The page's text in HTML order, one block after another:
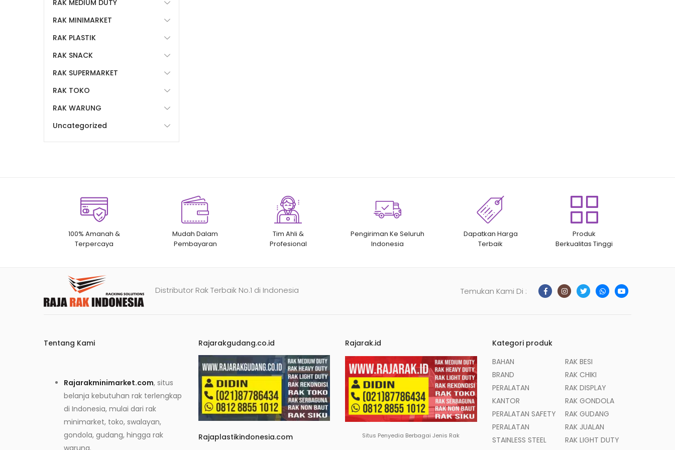
RAK MEDIUM DUTY
RAK MINIMARKET
RAK PLASTIK
RAK SNACK
RAK SUPERMARKET
RAK TOKO
RAK WARUNG
Uncategorized
100% Amanah &
Terpercaya
Mudah Dalam
Pembayaran
Tim Ahli &
Profesional
Pengiriman Ke Seluruh
Indonesia
Dapatkan Harga
Terbaik
Produk
Berkualitas Tinggi
Distributor Rak Terbaik No.1 di Indonesia Temukan Kami Di :
Tentang Kami
Rajarakminimarket.com, situs
belanja kebutuhan rak terlengkap
di Indonesia, mulai dari rak
minimarket, toko, swalayan,
gondola, gudang, hingga rak
warung.
Rajarakgudang.co.id
Rajaplastikindonesia.com
Rajarak.id
Situs Penyedia Berbagai Jenis Rak
Kategori produk
BAHAN
BRAND
PERALATAN
KANTOR
PERALATAN SAFETY
PERALATAN
STAINLESS STEEL
RAK BESI
RAK CHIKI
RAK DISPLAY
RAK GONDOLA
RAK GUDANG
RAK JUALAN
RAK LIGHT DUTY